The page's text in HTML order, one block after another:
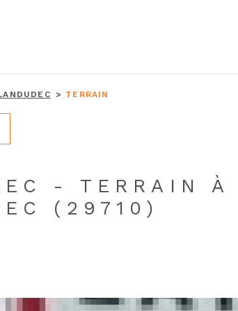
TERRAIN
- TERRAIN À
(29710)